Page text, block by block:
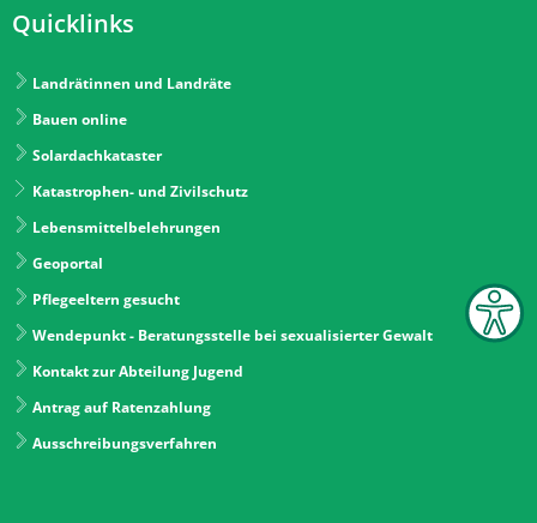
Quicklinks
Landrätinnen und Landräte
Bauen online
Solardachkataster
Katastrophen- und Zivilschutz
Lebensmittelbelehrungen
Geoportal
Pflegeeltern gesucht
Wendepunkt - Beratungsstelle bei sexualisierter Gewalt
Kontakt zur Abteilung Jugend
Antrag auf Ratenzahlung
Ausschreibungsverfahren